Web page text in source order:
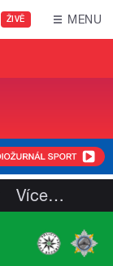
ŽIVĚ MENU
Více…